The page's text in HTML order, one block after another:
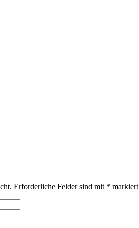
Erforderliche Felder sind mit * markiert